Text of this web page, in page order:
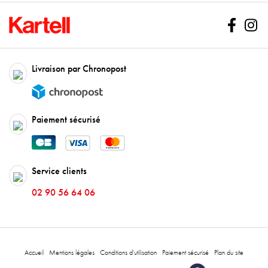
Livraison par Chronopost
Paiement sécurisé
Service clients
02 90 56 64 06
Accueil Mentions légales Conditions d'utilisation Paiement sécurisé Plan du site